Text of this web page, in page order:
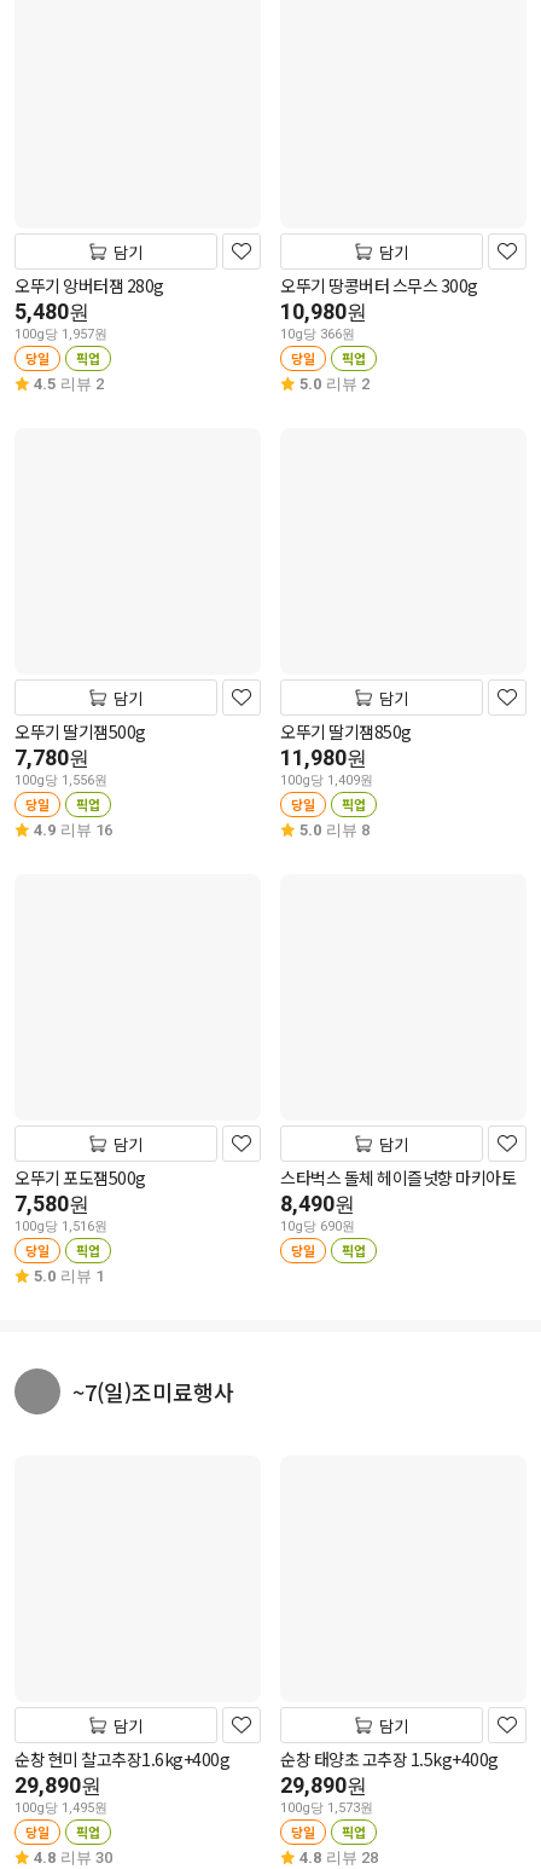
담기
오뚜기 앙버터잼 280g
5,480원
100g당 1,957원
당일 픽업
4.5 리뷰 2
담기
오뚜기 땅콩버터 스무스 300g
10,980원
10g당 366원
당일 픽업
5.0 리뷰 2
담기
오뚜기 딸기잼500g
7,780원
100g당 1,556원
당일 픽업
4.9 리뷰 16
담기
오뚜기 딸기잼850g
11,980원
100g당 1,409원
당일 픽업
5.0 리뷰 8
담기
오뚜기 포도잼500g
7,580원
100g당 1,516원
당일 픽업
5.0 리뷰 1
담기
스타벅스 돌체 헤이즐넛향 마키아토
8,490원
10g당 690원
당일 픽업
~7(일)조미료행사
담기
순창 현미 찰고추장1.6kg+400g
29,890원
100g당 1,495원
당일 픽업
4.8 리뷰 30
담기
순창 태양초 고추장 1.5kg+400g
29,890원
100g당 1,573원
당일 픽업
4.8 리뷰 28